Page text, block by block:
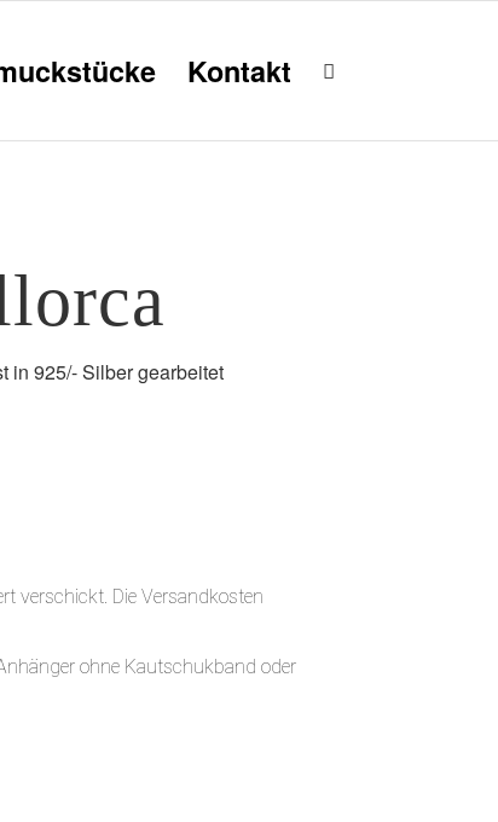
Kontakt
in 925/- Silber gearbeitet
verschickt. Die Versandkosten
ohne Kautschukband oder